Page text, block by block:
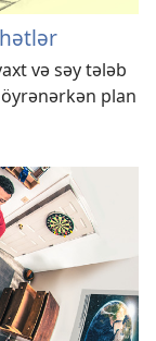
və səy tələb
plan